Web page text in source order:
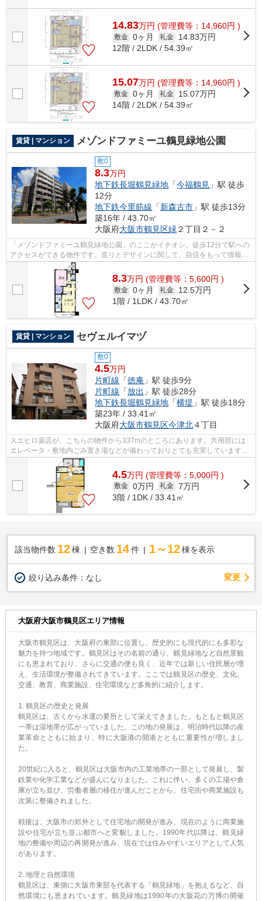
14.83万円 (管理費等：14,960円 )
敷金 0ヶ月 礼金
14.83万円
12階 / 2LDK / 54.39㎡
15.07万円 (管理費等：14,960円 )
敷金 0ヶ月 礼金
15.07万円
14階 / 2LDK / 54.39㎡
賃貸 | マンション メゾンドファミーユ鶴見緑地公園
敷0
8.3万円
地下鉄長堀鶴見緑地 「今福鶴見 」駅 徒歩
12分
地下鉄今里筋線 「新森古市 」駅 徒歩13分
築16年 / 43.70㎡
大阪府大阪市鶴見区緑 ２丁目２－２
「メゾンドファミーユ鶴見緑地公園」のここがイチオシ。徒歩12分で駅への
アクセスができる物件です。造りとデザインに関して、自信をもって情報を
提供できるマンションです。外壁には...
8.3万円 (管理費等：5,600円 )
敷金 0ヶ月 礼金
12.5万円
1階 / 1LDK / 43.70㎡
賃貸 | マンション セヴェルイマヅ
敷0
4.5万円
片町線 「徳庵 」駅 徒歩9分
片町線 「放出 」駅 徒歩28分
地下鉄長堀鶴見緑地 「横堤 」駅 徒歩18分
築23年 / 33.41㎡
大阪府大阪市鶴見区今津北４丁目
スエヒロ薬店が、こちらの物件から337mのところにあります。共用部には
エレベータ・敷地内ごみ置き場などが備わっておりとても充実しています。
駅から徒歩9分の位置にある物件なので、...
4.5万円 (管理費等：5,000円 )
敷金 0万円 礼金 7万円
3階 / 1DK / 33.41㎡
該当物件数 12棟 空き数 14 件 1～12 棟を表示
絞り込み条件： なし 変更
大阪府大阪市鶴見区エリア情報
大阪市鶴見区は、大阪府の東部に位置し、歴史的にも現代的にも多彩な
魅力を持つ地域です。鶴見区はその名前の通り、鶴見緑地など自然景観
にも恵まれており、さらに交通の便も良く、近年では新しい住民層が増
え、生活環境が整備されてきています。ここでは鶴見区の歴史、文化、
交通、教育、商業施設、住宅環境など多角的に紹介します。
1. 鶴見区の歴史と発展
鶴見区は、古くから水運の要所として栄えてきました。もともと鶴見区
一帯は湿地帯が広がっていました。この地の発展は、明治時代以降の産
業革命とともに始まり、特に大阪港の開港とともに重要性が増しまし
た。
20世紀に入ると、鶴見区は大阪市内の工業地帯の一部として発展し、製
鉄業や化学工業などが盛んになりました。これに伴い、多くの工場や倉
庫が立ち並び、労働者層の移住が進んだことから、住宅街や商業施設も
次第に整備されました。
戦後は、大阪市の郊外として住宅地の開発が進み、現在のように商業施
設や住宅が立ち並ぶ都市へと変貌しました。1990年代以降は、鶴見緑
地の整備や周辺の再開発が進み、現在では住みやすいエリアとして人気
があります。
2. 地理と自然環境
鶴見区は、東側に大阪市東部を代表する「鶴見緑地」を抱えるなど、自
然環境にも恵まれています。鶴見緑地は1990年の大阪花の万博の開催